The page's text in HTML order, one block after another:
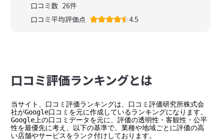
口コミ数 26件
口コミ平均評価点
4.5
⼝コミ評価ランキングとは
当サイト、口コミ評価ランキングは、口コミ評価研究所株式会
社がGoogle口コミを元に作成しているランキングになります。
Google上の口コミデータを元に、評価の透明性・客観性・公平
性を最優先に考え、以下の基準で、業種や地域ごとに評価の高
い店舗やサービスをランク付けしております。